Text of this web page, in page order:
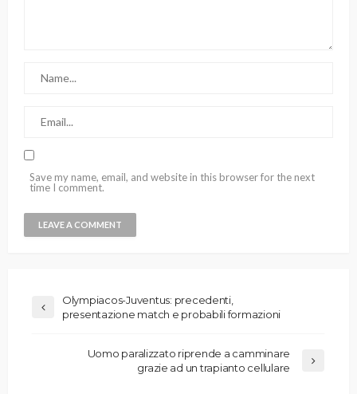
Save my name, email, and website in this browser for the next
time I comment.
Olympiacos-Juventus: precedenti,
presentazione match e probabili formazioni
Uomo paralizzato riprende a camminare
grazie ad un trapianto cellulare